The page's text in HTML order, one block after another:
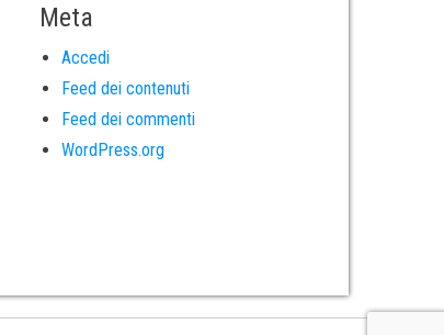
Meta
Accedi
Feed dei contenuti
Feed dei commenti
WordPress.org